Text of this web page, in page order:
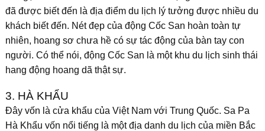
đã được biết đến là địa điểm du lịch lý tưởng được nhiều du
khách biết đến. Nét đẹp của động Cốc San hoàn toàn tự
nhiên, hoang sơ chưa hề có sự tác động của bàn tay con
người. Có thể nói, động Cốc San là một khu du lịch sinh thái
hang động hoang dã thật sự.
3. HÀ KHẨU
Đây vốn là cửa khẩu của Việt Nam với Trung Quốc. Sa Pa
Hà Khẩu vốn nổi tiếng là một địa danh du lịch của miền Bắc